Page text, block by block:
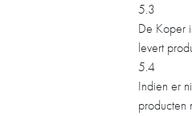
5.3
De Koper
levert
5.4
Indien er
producten